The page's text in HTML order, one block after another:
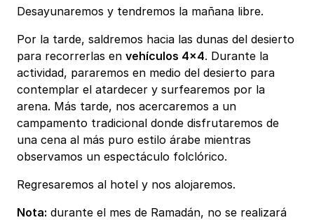
Desayunaremos y tendremos la mañana libre.
Por la tarde, saldremos hacia las dunas del desierto
para recorrerlas en vehículos 4x4. Durante la
actividad, pararemos en medio del desierto para
contemplar el atardecer y surfearemos por la
arena. Más tarde, nos acercaremos a un
campamento tradicional donde disfrutaremos de
una cena al más puro estilo árabe mientras
observamos un espectáculo folclórico.
Regresaremos al hotel y nos alojaremos.
Nota: durante el mes de Ramadán, no se realizará